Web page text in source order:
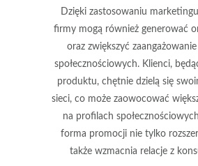
Dzięki zastosowaniu
firmy mogą również generować
oraz zwiększyć
społecznościowych. Klienci,
produktu, chętnie dzielą się
sieci, co może zaowocować
na profilach
forma promocji nie tylko
także wzmacnia relacje z